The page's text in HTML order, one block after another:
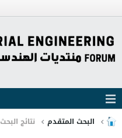
البحث المتقدم نتائج البحث